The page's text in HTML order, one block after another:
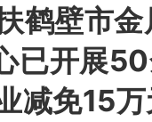
鹤壁市
已开展
减免15